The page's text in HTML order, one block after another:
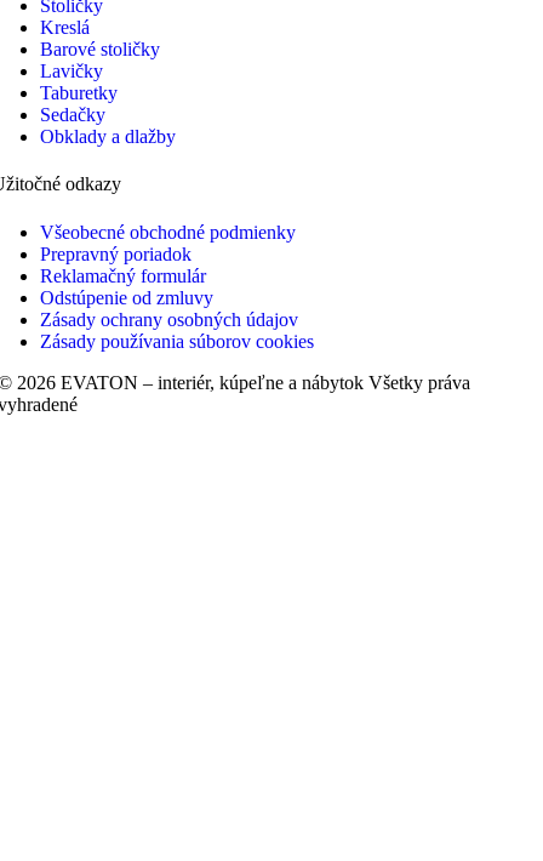
Stoličky
Kreslá
Barové stoličky
Lavičky
Taburetky
Sedačky
Obklady a dlažby
odkazy
Všeobecné obchodné podmienky
Prepravný poriadok
Reklamačný formulár
Odstúpenie od zmluvy
Zásady ochrany osobných údajov
Zásady používania súborov cookies
2026 EVATON – interiér, kúpeľne a nábytok Všetky práva